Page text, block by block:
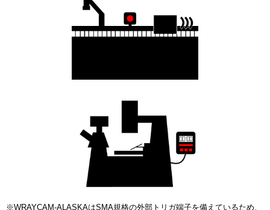
※WRAYCAM-ALASKAはSMA規格の外部トリガ端子を備えているため、